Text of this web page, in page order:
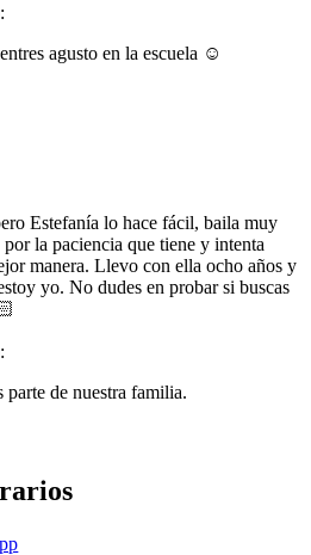
agusto en la escuela ☺️
Estefanía lo hace fácil, baila muy
la paciencia que tiene y intenta
manera. Llevo con ella ocho años y
yo. No dudes en probar si buscas
de nuestra familia.